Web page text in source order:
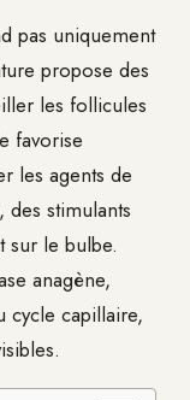
pas uniquement
propose des
les follicules
favorise
les agents de
stimulants
sur le bulbe.
anagène,
cycle capillaire,